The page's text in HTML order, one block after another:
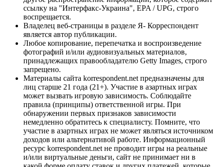
ссылку на "Интерфакс-Украина", EPA / UPG, строго
воспрещается.
Владелец веб-страницы в разделе Я- Корреспондент
является автор публикации.
Любое копирование, перепечатка и воспроизведение
фотографий и/или аудиовизуальных материалов,
принадлежащих правообладателю Getty Images, строго
запрещено.
Материалы сайта korrespondent.net предназначены для
лиц старше 21 года (21+). Участие в азартных играх
может вызвать игровую зависимость. Соблюдайте
правила (принципы) ответственной игры. При
обнаружении первых признаков зависимости
немедленно обратитесь к специалисту. Помните, что
участие в азартных играх не может являться источником
доходов или альтернативой работе. Информационный
ресурс korrespondent.net не проводит игры на реальные
и/или виртуальные деньги, сайт не принимает ни в